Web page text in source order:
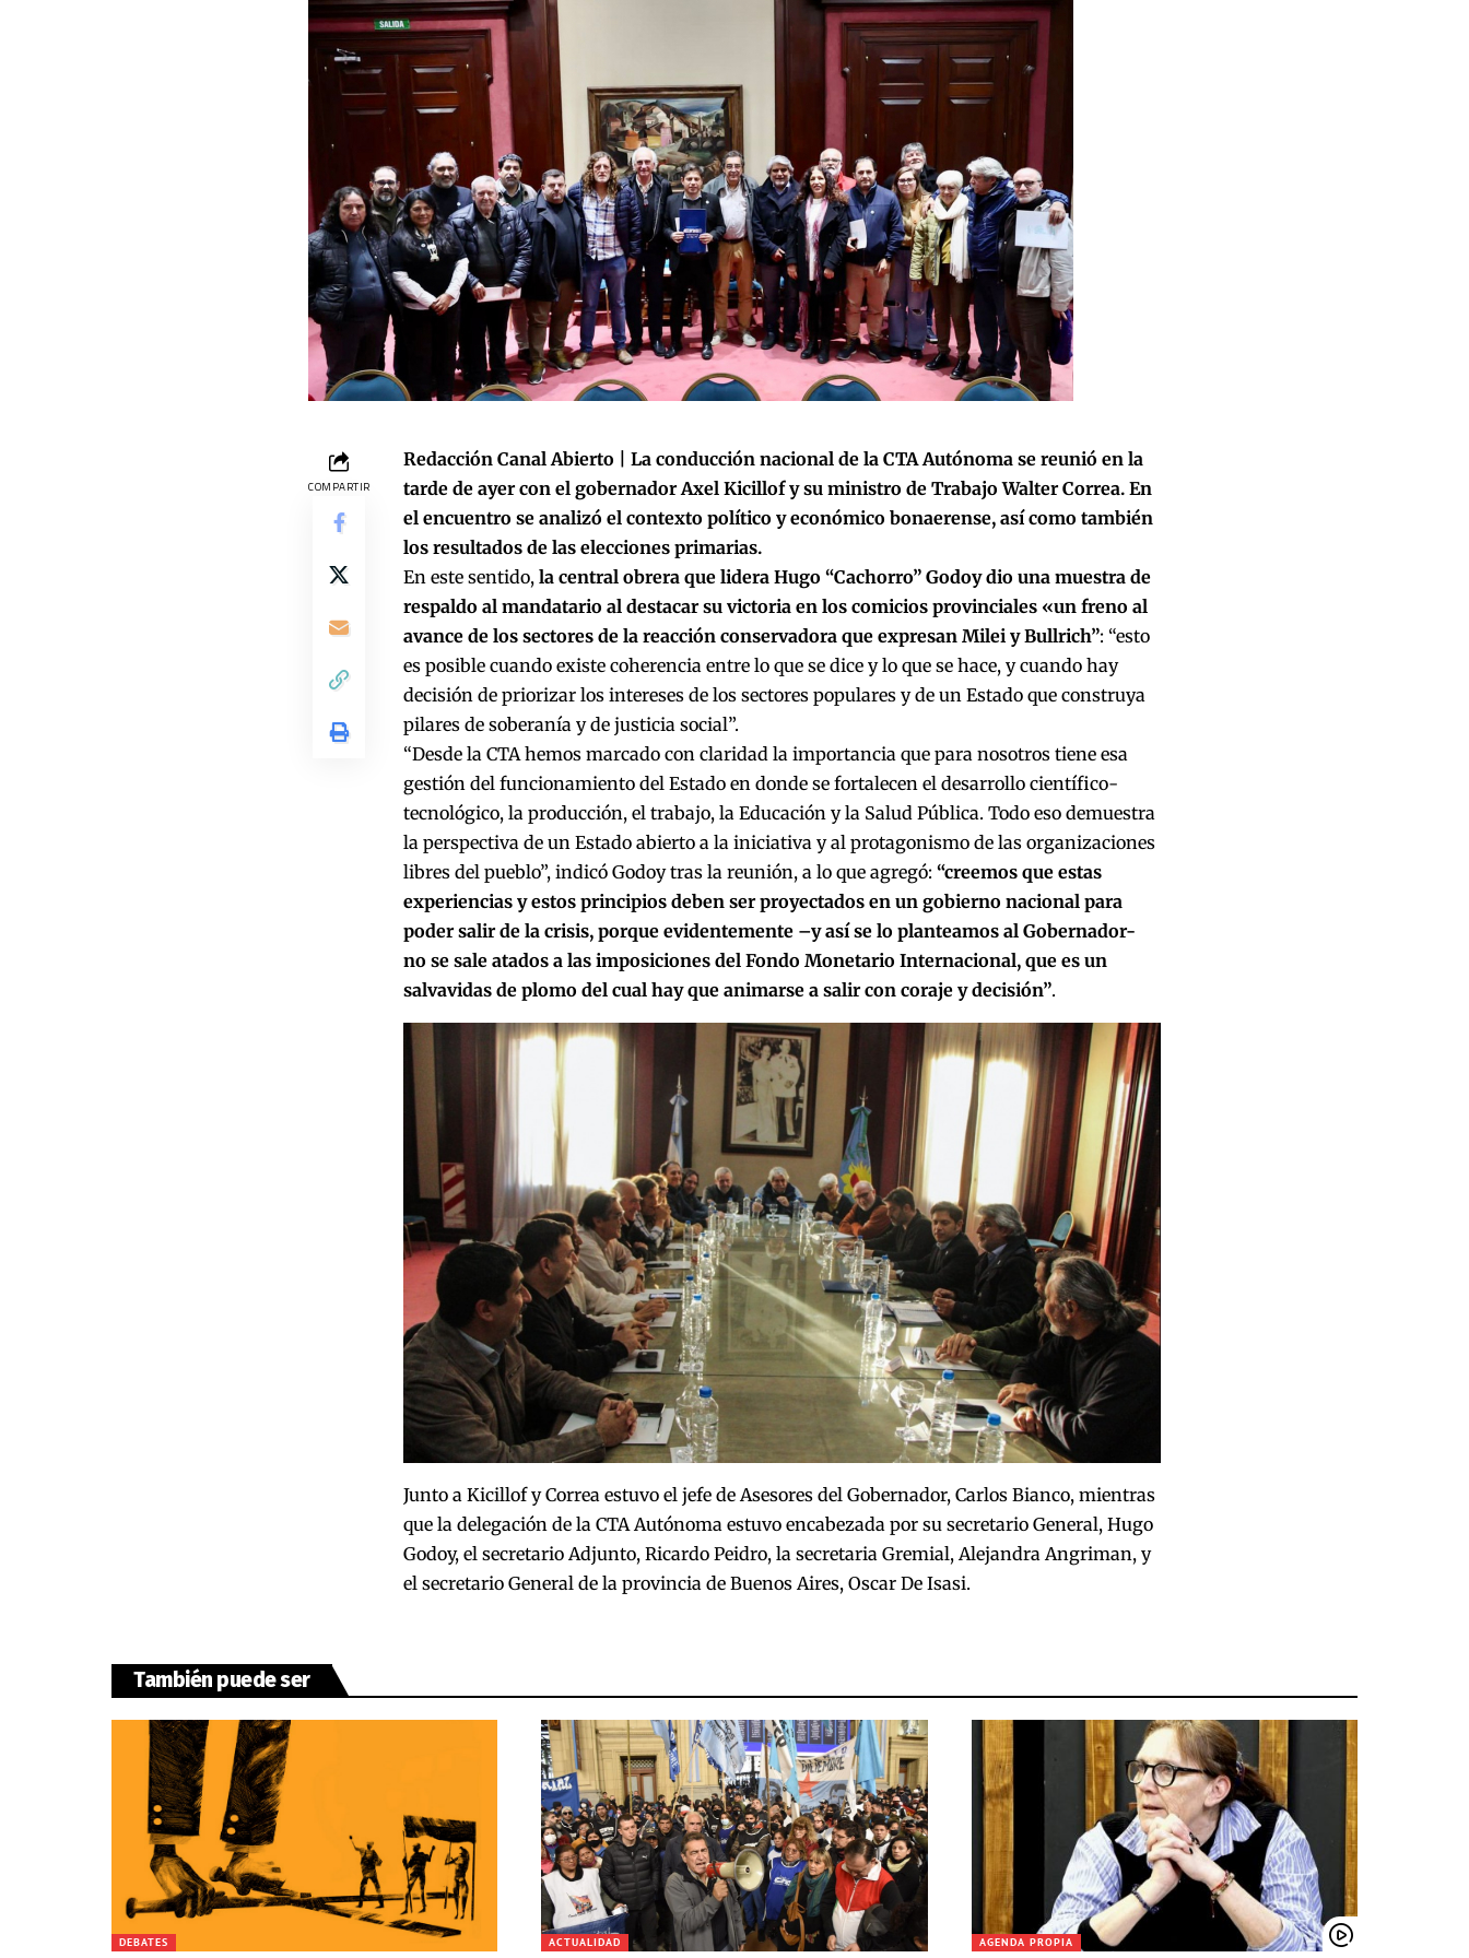
COMPARTIR
Redacción Canal Abierto |
La conducción nacional de la CTA Autónoma se reunió en la
tarde de ayer con el gobernador Axel Kicillof y su ministro de Trabajo Walter Correa. En
el encuentro se analizó el contexto político y económico bonaerense, así como también
los resultados de las elecciones primarias.
En este sentido, la central obrera que lidera Hugo “Cachorro” Godoy dio una muestra de
respaldo al mandatario al destacar su victoria en los comicios provinciales «un freno al
avance de los sectores de la reacción conservadora que expresan Milei y Bullrich”: “esto
es posible cuando existe coherencia entre lo que se dice y lo que se hace, y cuando hay
decisión de priorizar los intereses de los sectores populares y de un Estado que construya
pilares de soberanía y de justicia social”.
“Desde la CTA hemos marcado con claridad la importancia que para nosotros tiene esa
gestión del funcionamiento del Estado en donde se fortalecen el desarrollo científico-
tecnológico, la producción, el trabajo, la Educación y la Salud Pública. Todo eso demuestra
la perspectiva de un Estado abierto a la iniciativa y al protagonismo de las organizaciones
libres del pueblo”, indicó Godoy tras la reunión, a lo que agregó: “creemos que estas
experiencias y estos principios deben ser proyectados en un gobierno nacional para
poder salir de la crisis, porque evidentemente –y así se lo planteamos al Gobernador-
no se sale atados a las imposiciones del Fondo Monetario Internacional, que es un
salvavidas de plomo del cual hay que animarse a salir con coraje y decisión”.
Junto a Kicillof y Correa estuvo el jefe de Asesores del Gobernador, Carlos Bianco, mientras
que la delegación de la CTA Autónoma estuvo encabezada por su secretario General, Hugo
Godoy, el secretario Adjunto, Ricardo Peidro, la secretaria Gremial, Alejandra Angriman, y
el secretario General de la provincia de Buenos Aires, Oscar De Isasi.
También puede ser
DEBATES ACTUALIDAD AGENDA PROPIA